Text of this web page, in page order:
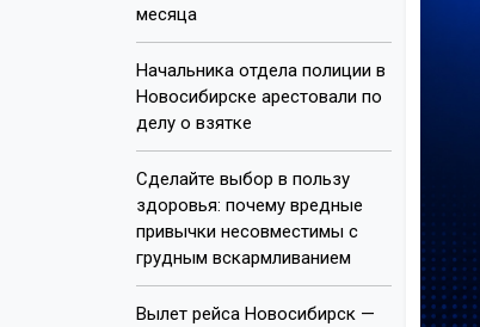
месяца
Начальника отдела полиции в
Новосибирске арестовали по
делу о взятке
Сделайте выбор в пользу
здоровья: почему вредные
привычки несовместимы с
грудным вскармливанием
Вылет рейса Новосибирск —